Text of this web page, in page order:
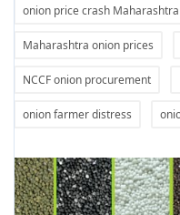
onion price crash Maharashtra
Maharashtra onion prices
NCCF onion procurement
onion farmer distress